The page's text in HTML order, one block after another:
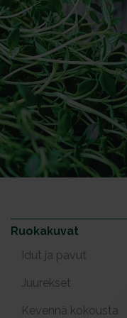
Ruokakuvat
Idut ja pavut
Juurekset
Kevennä kokousta